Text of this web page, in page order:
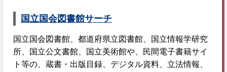
国立国会図書館サーチ
国立国会図書館、都道府県立図書館、国立情報学研究
所、国立公文書館、国立美術館や、民間電子書籍サイ
ト等の、蔵書・出版目録、デジタル資料、立法情報、